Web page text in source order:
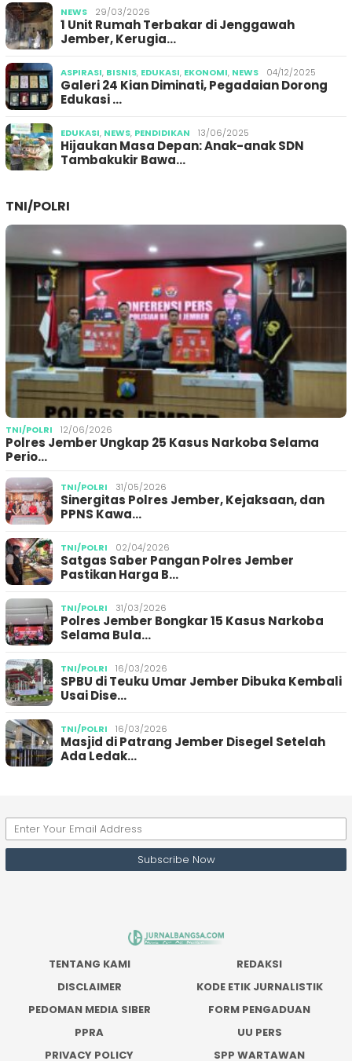
NEWS 29/03/2026
1 Unit Rumah Terbakar di Jenggawah
Jember, Kerugia…
ASPIRASI, BISNIS, EDUKASI, EKONOMI, NEWS 04/12/2025
Galeri 24 Kian Diminati, Pegadaian Dorong
Edukasi …
EDUKASI, NEWS, PENDIDIKAN 13/06/2025
Hijaukan Masa Depan: Anak-anak SDN
Tambakukir Bawa…
TNI/POLRI
TNI/POLRI 12/06/2026
Polres Jember Ungkap 25 Kasus Narkoba Selama
Perio…
TNI/POLRI 31/05/2026
Sinergitas Polres Jember, Kejaksaan, dan
PPNS Kawa…
TNI/POLRI 02/04/2026
Satgas Saber Pangan Polres Jember
Pastikan Harga B…
TNI/POLRI 31/03/2026
Polres Jember Bongkar 15 Kasus Narkoba
Selama Bula…
TNI/POLRI 16/03/2026
SPBU di Teuku Umar Jember Dibuka Kembali
Usai Dise…
TNI/POLRI 16/03/2026
Masjid di Patrang Jember Disegel Setelah
Ada Ledak…
TENTANG KAMI
REDAKSI
DISCLAIMER
KODE ETIK JURNALISTIK
PEDOMAN MEDIA SIBER
FORM PENGADUAN
PPRA
UU PERS
PRIVACY POLICY
SPP WARTAWAN